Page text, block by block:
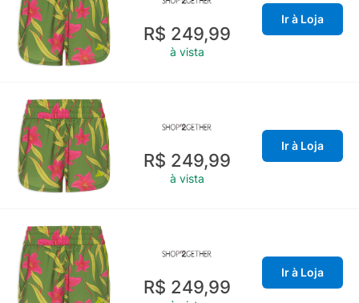
R$ 249,99
à vista
Ir à Loja
R$ 249,99
à vista
Ir à Loja
R$ 249,99
Ir à Loja